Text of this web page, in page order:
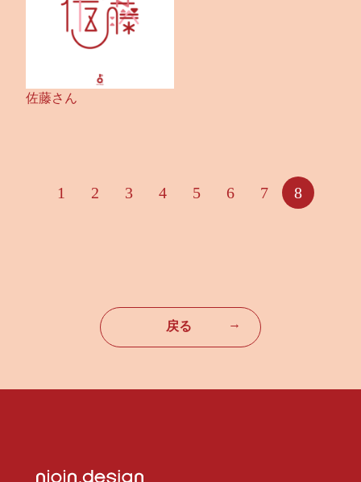
佐藤さん
1 2 3 4 5 6 7 8
戻る →